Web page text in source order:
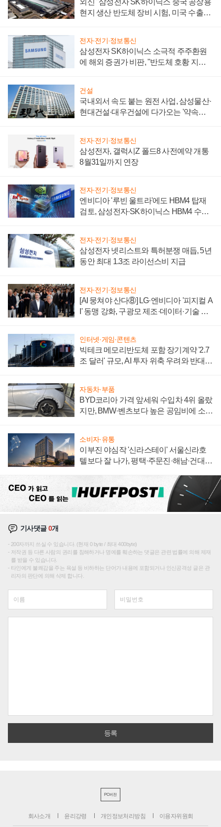
현지 생산 반도체 장비 시험, 미국 수출통
전자·전기·정보통신
삼성전자 SK하이닉스 소극적 주주환원
에 해외 증권가 비판, "반도체 호황 지속
건설
국내외서 속도 붙는 원전 사업, 삼성물산·
현대건설·대우건설에 다가오는 '약속의
전자·전기·정보통신
삼성전자, 갤럭시Z 폴드8 사전예약 개통
8월31일까지 연장
전자·전기·정보통신
엔비디아 '루빈 울트라'에도 HBM4 탑재
검토, 삼성전자·SK하이닉스 HBM4 수율
전자·전기·정보통신
삼성전자 넷리스트와 특허분쟁 매듭, 5년
동안 최대 1.3조 라이선스비 지급
전자·전기·정보통신
[AI 뭉쳐야 산다⑧] LG·엔비디아 '피지컬 A
I' 동맹 강화, 구광모 제조·데이터·기술 결
인터넷·게임·콘텐츠
빅테크 메모리반도체 포함 장기계약 '2.7
조 달러' 규모, AI 투자 위축 우려와 반대
자동차·부품
BYD코리아 가격 앞세워 수입차 4위 올랐
지만, BMW·벤츠보다 높은 공임비에 소비
소비자·유통
이부진 야심작 '신라스테이' 서울신라호
텔보다 잘 나가, 평택·주문진·해남·건대로
기사댓글0개
200자까지 쓰실 수 있습니다. (현재 0 byte / 최대 400byte)
저작권 등 다른 사람의 권리를 침해하거나 명예를 훼손하는 댓글은 관련 법률에 의해 제재
를 받을 수 있습니다.
타인에게 불쾌감을 주는 욕설 등 비하하는 단어가 내용에 포함되거나 인신공격성 글은 관
리자의 판단에 의해 삭제 합니다.
PC버전
회사소개 윤리강령 개인정보처리방침 이용자위원회